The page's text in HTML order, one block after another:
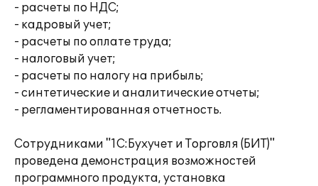
- расчеты по НДС;
- кадровый учет;
- расчеты по оплате труда;
- налоговый учет;
- расчеты по налогу на прибыль;
- синтетические и аналитические отчеты;
- регламентированная отчетность.
Сотрудниками "1С:Бухучет и Торговля (БИТ)"
проведена демонстрация возможностей
программного продукта, установка